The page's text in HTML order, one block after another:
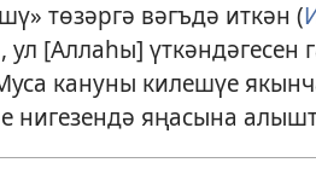
төзәргә вәгъдә иткән (
ул [Аллаһы] үткәндәгесен
кануны килешүе
нигезендә яңасына